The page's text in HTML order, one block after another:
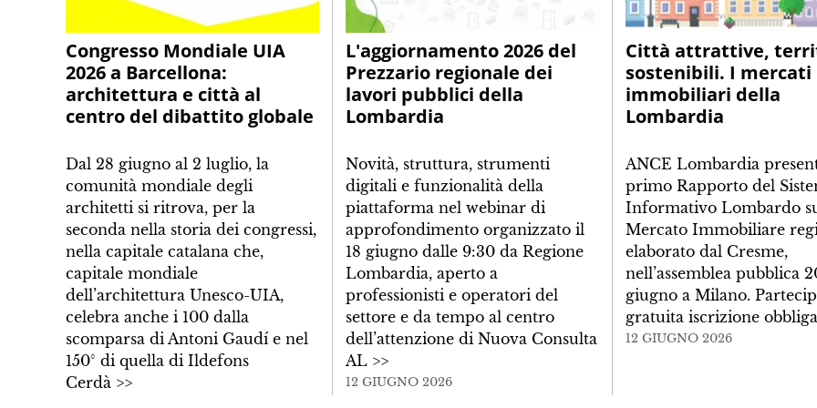
Congresso Mondiale UIA
2026 a Barcellona:
architettura e città al
centro del dibattito globale
Dal 28 giugno al 2 luglio, la
comunità mondiale degli
architetti si ritrova, per la
seconda nella storia dei congressi,
nella capitale catalana che,
capitale mondiale
dell’architettura Unesco-UIA,
celebra anche i 100 dalla
scomparsa di Antoni Gaudí e nel
150° di quella di Ildefons
Cerdà >>
L'aggiornamento 2026 del
Prezzario regionale dei
lavori pubblici della
Lombardia
Novità, struttura, strumenti
digitali e funzionalità della
piattaforma nel webinar di
approfondimento organizzato il
18 giugno dalle 9:30 da Regione
Lombardia, aperto a
professionisti e operatori del
settore e da tempo al centro
dell’attenzione di Nuova Consulta
AL >>
12 GIUGNO 2026
Città attrattive,
sostenibili. I mercati
immobiliari della
Lombardia
ANCE Lombardia
primo Rapporto del
Informativo Lombardo
Mercato Immobiliare
elaborato dal Cresme,
nell’assemblea pubblica
giugno a Milano.
gratuita iscrizione
12 GIUGNO 2026